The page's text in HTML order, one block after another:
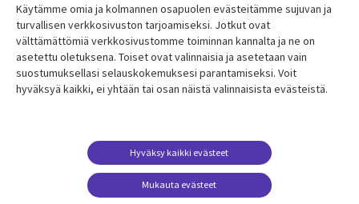
Resurssikeskus
Library
FINLAND
Asiakastarinat
Lisätietoa
Legal
Tietosuoja
Käyttöehdot
Yhteystiedot
Evästeasetuksesi
Media
FINLAND
Käytämme omia ja kolmannen osapuolen evästeitämme sujuvan ja
turvallisen verkkosivuston tarjoamiseksi. Jotkut ovat
välttämättömiä verkkosivustomme toiminnan kannalta ja ne on
asetettu oletuksena. Toiset ovat valinnaisia ​​ja asetetaan vain
suostumuksellasi selauskokemuksesi parantamiseksi. Voit
hyväksyä kaikki, ei yhtään tai osan näistä valinnaisista evästeistä.
Mukauta evästeet
Hyväksy kaikki evästeet